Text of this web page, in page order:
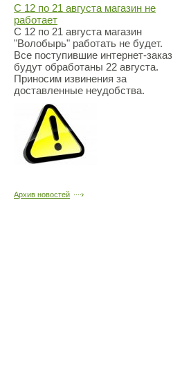
С 12 по 21 августа магазин не
работает
С 12 по 21 августа магазин
"Волобырь" работать не будет.
Все поступившие интернет-
будут обработаны 22 августа.
Приносим извинения за
доставленные неудобства.
Архив новостей